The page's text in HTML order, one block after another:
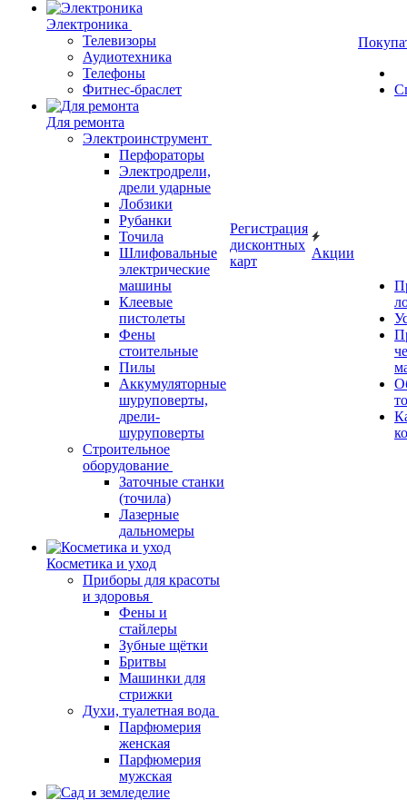
Электроника
Телевизоры
Аудиотехника
Телефоны
Фитнес-браслет
Для ремонта
Электроинструмент
Перфораторы
Электродрели,
дрели ударные
Лобзики
Рубанки
Точила
Шлифовальные
электрические
машины
Клеевые
пистолеты
Фены
стоительные
Пилы
Аккумуляторные
шуруповерты,
дрели-
шуруповерты
Строительное
оборудование
Заточные станки
(точила)
Лазерные
дальномеры
Косметика и уход
Приборы для красоты
и здоровья
Фены и
стайлеры
Зубные щётки
Бритвы
Машинки для
стрижки
Духи, туалетная вода
Парфюмерия
женская
Парфюмерия
мужская
Регистрация
дисконтных
карт
Акции